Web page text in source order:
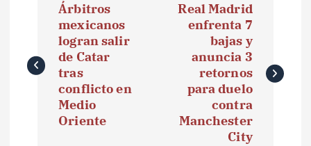
v
e
Árbitros
mexicanos
logran salir
de Catar
tras
conflicto en
Medio
Oriente
Real Madrid
enfrenta 7
bajas y
anuncia 3
retornos
para duelo
contra
Manchester
City